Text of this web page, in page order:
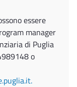
essere
manager
di Puglia
o